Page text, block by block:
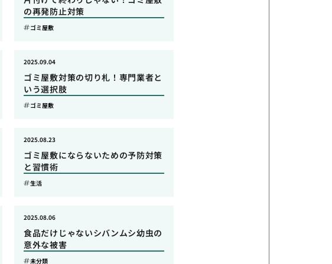
の再発防止対策
ゴミ屋敷
ゴミ屋敷対策の切り札！専門業者と
いう選択肢
2025.09.04
ゴミ屋敷
ゴミ屋敷にならないための予防対策
と習慣術
2025.08.23
生活
食品だけじゃないシバンムシ幼虫の
意外な被害
2025.08.06
未分類